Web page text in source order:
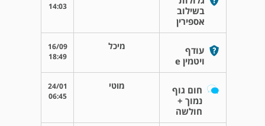
בשילוב
אספירין
14:03
עודף
ויטמין e
מיכל
16/09
18:49
חום גוף
נמוך +
חולשה
מוטי
24/01
06:45